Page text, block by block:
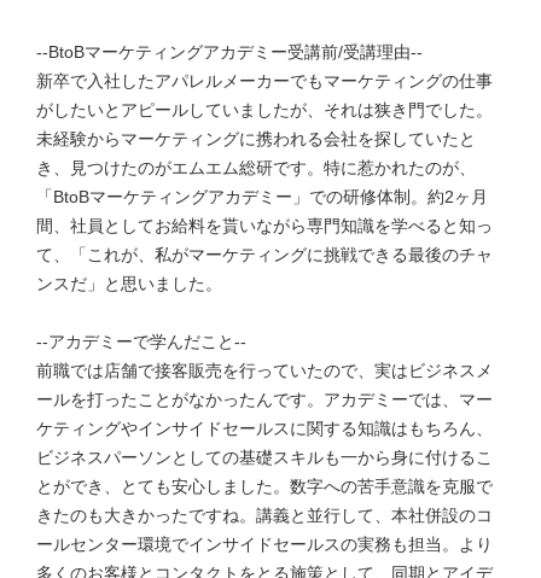
--BtoBマーケティングアカデミー受講前/受講理由--
新卒で入社したアパレルメーカーでもマーケティングの仕事
がしたいとアピールしていましたが、それは狭き門でした。
未経験からマーケティングに携われる会社を探していたと
き、見つけたのがエムエム総研です。特に惹かれたのが、
「BtoBマーケティングアカデミー」での研修体制。約2ヶ月
間、社員としてお給料を貰いながら専門知識を学べると知っ
て、「これが、私がマーケティングに挑戦できる最後のチャ
ンスだ」と思いました。
--アカデミーで学んだこと--
前職では店舗で接客販売を行っていたので、実はビジネスメ
ールを打ったことがなかったんです。アカデミーでは、マー
ケティングやインサイドセールスに関する知識はもちろん、
ビジネスパーソンとしての基礎スキルも一から身に付けるこ
とができ、とても安心しました。数字への苦手意識を克服で
きたのも大きかったですね。講義と並行して、本社併設のコ
ールセンター環境でインサイドセールスの実務も担当。より
多くのお客様とコンタクトをとる施策として、同期とアイデ